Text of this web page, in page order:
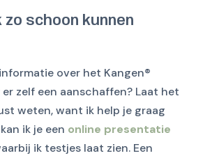
zo schoon kunnen
over het Kangen®
zelf een aanschaffen? Laat het
weten, want ik help je graag
ik je een online presentatie
ik testjes laat zien. Een